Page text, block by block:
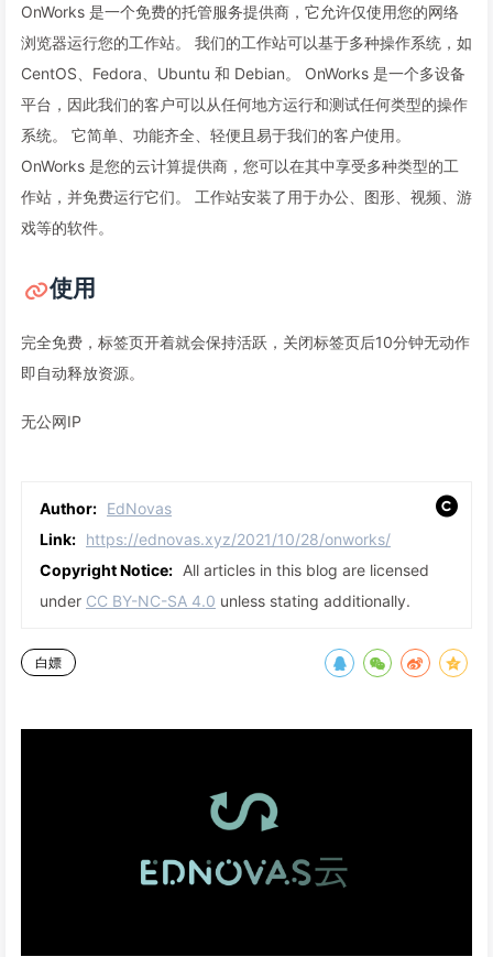
OnWorks 是一个免费的托管服务提供商，它允许仅使用您的网络
浏览器运行您的工作站。 我们的工作站可以基于多种操作系统，如
CentOS、Fedora、Ubuntu 和 Debian。 OnWorks 是一个多设备
平台，因此我们的客户可以从任何地方运行和测试任何类型的操作
系统。 它简单、功能齐全、轻便且易于我们的客户使用。
OnWorks 是您的云计算提供商，您可以在其中享受多种类型的工
作站，并免费运行它们。 工作站安装了用于办公、图形、视频、游
戏等的软件。
使用
完全免费，标签页开着就会保持活跃，关闭标签页后10分钟无动作
即自动释放资源。
无公网IP
Author: EdNovas
Link: https://ednovas.xyz/2021/10/28/onworks/
Copyright Notice: All articles in this blog are licensed
under CC BY-NC-SA 4.0 unless stating additionally.
白嫖